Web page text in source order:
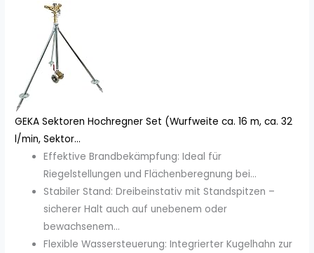
GEKA Sektoren Hochregner Set (Wurfweite ca. 16 m, ca. 32
l/min, Sektor...
Effektive Brandbekämpfung: Ideal für
Riegelstellungen und Flächenberegnung bei...
Stabiler Stand: Dreibeinstativ mit Standspitzen –
sicherer Halt auch auf unebenem oder
bewachsenem...
Flexible Wassersteuerung: Integrierter Kugelhahn zur